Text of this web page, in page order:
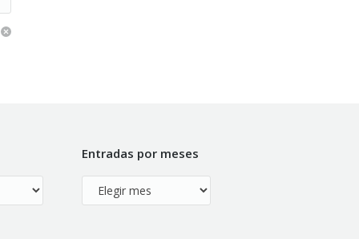
Entradas por meses
Entradas
por